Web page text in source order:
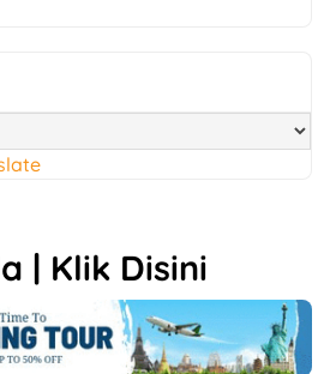
| Klik Disini